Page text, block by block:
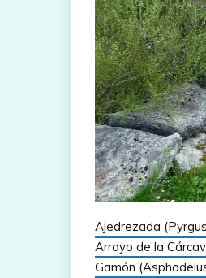
Ajedrezada
Arroyo de la
Gamón